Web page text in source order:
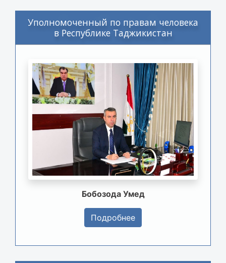
Уполномоченный по правам человека
в Республике Таджикистан
Бобозода Умед
Подробнее